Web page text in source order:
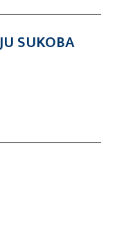
SUKOBA